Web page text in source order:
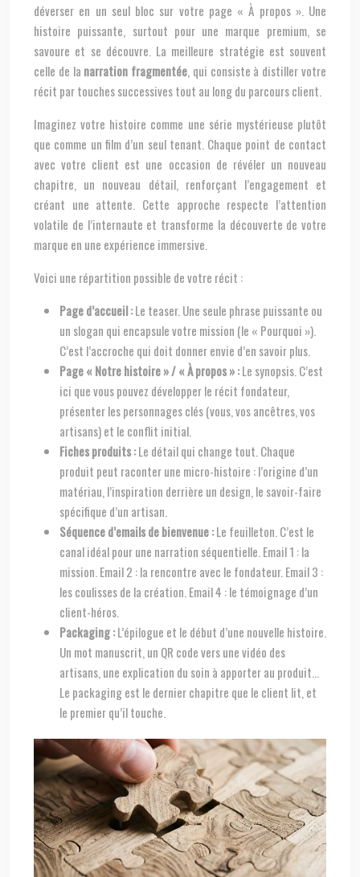
déverser en un seul bloc sur votre page « À propos ». Une
histoire puissante, surtout pour une marque premium, se
savoure et se découvre. La meilleure stratégie est souvent
celle de la narration fragmentée , qui consiste à distiller votre
récit par touches successives tout au long du parcours client.
Imaginez votre histoire comme une série mystérieuse plutôt
que comme un film d’un seul tenant. Chaque point de contact
avec votre client est une occasion de révéler un nouveau
chapitre, un nouveau détail, renforçant l’engagement et
créant une attente. Cette approche respecte l’attention
volatile de l’internaute et transforme la découverte de votre
marque en une expérience immersive.
Voici une répartition possible de votre récit :
Page d’accueil :Le teaser. Une seule phrase puissante ou
un slogan qui encapsule votre mission (le « Pourquoi »).
C’est l’accroche qui doit donner envie d’en savoir plus.
Page « Notre histoire » / « À propos » :Le synopsis. C’est
ici que vous pouvez développer le récit fondateur,
présenter les personnages clés (vous, vos ancêtres, vos
artisans) et le conflit initial.
Fiches produits :Le détail qui change tout. Chaque
produit peut raconter une micro-histoire : l’origine d’un
matériau, l’inspiration derrière un design, le savoir-faire
spécifique d’un artisan.
Séquence d’emails de bienvenue :Le feuilleton. C’est le
canal idéal pour une narration séquentielle. Email 1 : la
mission. Email 2 : la rencontre avec le fondateur. Email 3 :
les coulisses de la création. Email 4 : le témoignage d’un
client-héros.
Packaging :L’épilogue et le début d’une nouvelle histoire.
Un mot manuscrit, un QR code vers une vidéo des
artisans, une explication du soin à apporter au produit…
Le packaging est le dernier chapitre que le client lit, et
le premier qu’il touche.